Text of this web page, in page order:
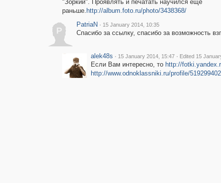
"Зоркий". Проявлять и печатать научился ещё
раньше. http://album.foto.ru/photo/3438368/
P
PatriaN · 15 January 2014, 10:35
Спасибо за ссылку, спасибо за возможность
alek48s · 15 January 2014, 15:47 · Edited 15
Если Вам интересно, то http://
http://www.odnoklassniki.ru/profile/